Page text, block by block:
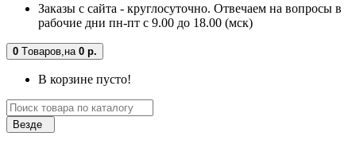
Заказы с сайта - круглосуточно. Отвечаем на вопросы в
рабочие дни пн-пт с 9.00 до 18.00 (мск)
0 Tоваров, на 0 р.
В корзине пусто!
Везде